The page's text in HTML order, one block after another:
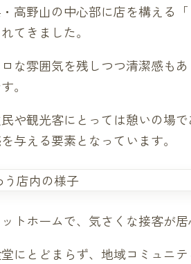
高野山の中心部に店を構える
てきました。
な雰囲気を残しつつ清潔感も
。
や観光客にとっては憩いの場
与える要素となっています。
トホームで、気さくな接客が
にとどまらず、地域コミュニ